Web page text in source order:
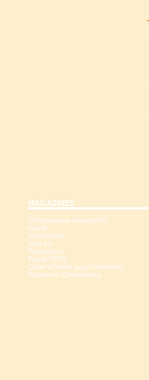
MAGAZINES
Christianisme Aujourd'hui
Family
SpirituElles
Just 4U
Trampoline
Family-FIPS
Quart d'heure pour l'essentiel
Vacances Chrétiennes